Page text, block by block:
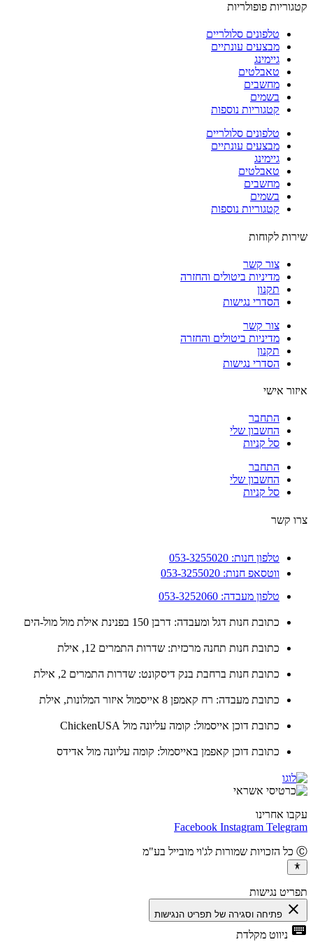
פופולריות
טלפונים סלולריים
מבצעים עונתיים
גיימינג
טאבלטים
מחשבים
בשמים
קטגוריות נוספות
טלפונים סלולריים
מבצעים עונתיים
גיימינג
טאבלטים
מחשבים
בשמים
קטגוריות נוספות
לקוחות
צור קשר
מדיניות ביטולים והחזרה
תקנון
הסדרי נגישות
צור קשר
מדיניות ביטולים והחזרה
תקנון
הסדרי נגישות
אישי
התחבר
החשבון שלי
סל קניות
התחבר
החשבון שלי
סל קניות
קשר
טלפון חנות: 053-3255020
ווטסאפ חנות: 053-3255020
טלפון מעבדה: 053-3252060
כתובת חנות דגל ומעבדה: דרבן 150 בפנינת אילת מול מול-הים
כתובת חנות תחנה מרכזית: שדרות התמרים 12, אילת
כתובת חנות ברחבת בנק דיסקונט: שדרות התמרים 2, אילת
כתובת מעבדה: רח קאמפן 8 אייסמול איזור המלונות, אילת
כתובת דוכן אייסמול: קומה עליונה מול ChickenUSA
כתובת דוכן קאפמן באייסמול: קומה עליונה מול אדידס
אחרינו
Facebook Instagram
נגישות
פתיחה וסגירה של תפריט הנגישות
ניווט מקלדת